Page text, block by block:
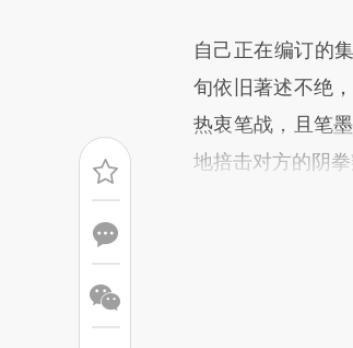
自己正在编订的
旬依旧著述不绝
热衷笔战，且笔
地掊击对方的阴